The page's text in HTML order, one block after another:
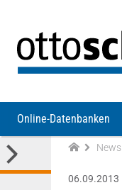
Online-Datenbanken
News
06.09.2013